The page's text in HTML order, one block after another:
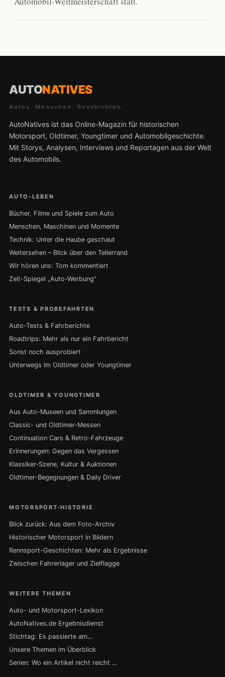
AUTONATIVES
Autos. Menschen. Geschichten.
AutoNatives ist das Online-Magazin für historischen
Motorsport, Oldtimer, Youngtimer und Automobilgeschichte.
Mit Storys, Analysen, Interviews und Reportagen aus der Welt
des Automobils.
AUTO-LEBEN
Bücher, Filme und Spiele zum Auto
Menschen, Maschinen und Momente
Technik: Unter die Haube geschaut
Weitersehen – Blick über den Tellerrand
Wir hören uns: Tom kommentiert
Zeit-Spiegel „Auto-Werbung“
TESTS & PROBEFAHRTEN
Auto-Tests & Fahrberichte
Roadtrips: Mehr als nur ein Fahrbericht
Sonst noch ausprobiert
Unterwegs im Oldtimer oder Youngtimer
OLDTIMER & YOUNGTIMER
Aus Auto-Museen und Sammlungen
Classic- und Oldtimer-Messen
Continuation Cars & Retro-Fahrzeuge
Erinnerungen: Gegen das Vergessen
Klassiker-Szene, Kultur & Auktionen
Oldtimer-Begegnungen & Daily Driver
MOTORSPORT-HISTORIE
Blick zurück: Aus dem Foto-Archiv
Historischer Motorsport in Bildern
Rennsport-Geschichten: Mehr als Ergebnisse
Zwischen Fahrerlager und Zielflagge
WEITERE THEMEN
Auto- und Motorsport-Lexikon
AutoNatives.de Ergebnisdienst
Stichtag: Es passierte am…
Unsere Themen im Überblick
Serien: Wo ein Artikel nicht reicht …